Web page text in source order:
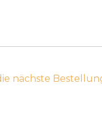
nächste